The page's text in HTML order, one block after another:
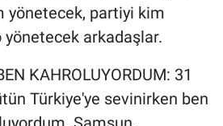
yönetecek, partiyi kim
yönetecek arkadaşlar.
KAHROLUYORDUM: 31
Türkiye'ye sevinirken ben